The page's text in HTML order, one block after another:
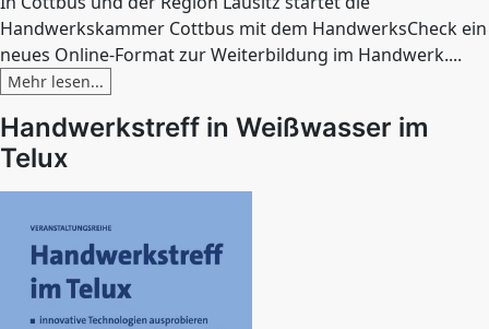
Handwerkskammer Cottbus mit dem HandwerksCheck ein
neues Online-Format zur Weiterbildung im Handwerk....
Mehr lesen...
Handwerkstreff in Weißwasser im
Telux